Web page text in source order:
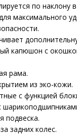
по наклону
максимального
капюшон с
рама.
из эко-кожи.
с функцией
подвеска.
задних колес.